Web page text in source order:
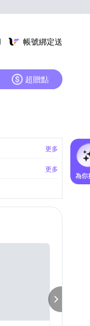
帳號綁定送
超贈點
更多
更多